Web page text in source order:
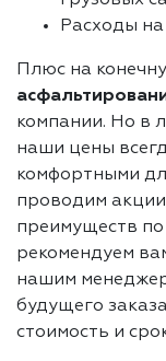
Расходы
Плюс на
компании. Но в
наши цены
комфортными
проводим
преимуществ по
рекомендуем
нашим
будущего
стоимость и